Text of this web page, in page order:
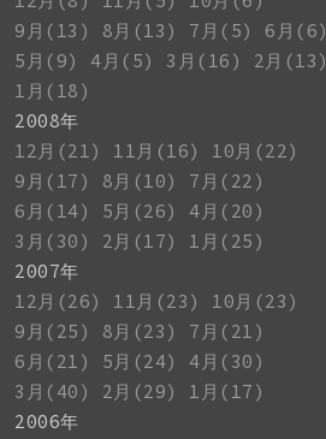
9月(13)
8月(13) 7月(5)
6月(6)
5月(9)
4月(5) 3月(16)
2月(13)
1月(18)
2008年
12月(21)
11月(16)
10月(22)
9月(17)
8月(10)
7月(22)
6月(14)
5月(26)
4月(20)
3月(30)
2月(17)
1月(25)
2007年
12月(26)
11月(23)
10月(23)
9月(25)
8月(23)
7月(21)
6月(21)
5月(24)
4月(30)
3月(40)
2月(29)
1月(17)
2006年